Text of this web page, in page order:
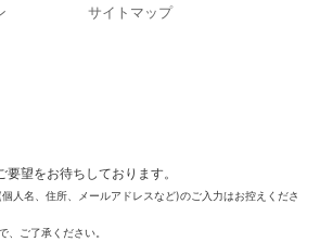
サイトマップ
望をお待ちしております。
人名、住所、メールアドレスなど)のご入力はお控えくださ
、ご了承ください。